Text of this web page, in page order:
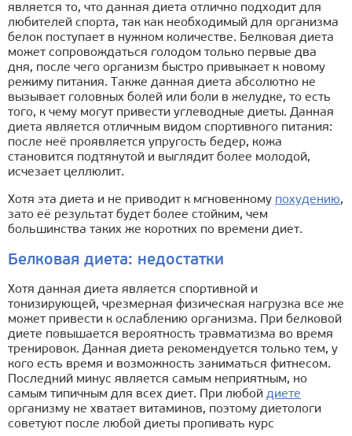
является то, что данная диета отлично подходит для
любителей спорта, так как необходимый для организма
белок поступает в нужном количестве. Белковая диета
может сопровождаться голодом только первые два
дня, после чего организм быстро привыкает к новому
режиму питания. Также данная диета абсолютно не
вызывает головных болей или боли в желудке, то есть
того, к чему могут привести углеводные диеты. Данная
диета является отличным видом спортивного питания:
после неё проявляется упругость бедер, кожа
становится подтянутой и выглядит более молодой,
исчезает целлюлит.
Хотя эта диета и не приводит к мгновенному похудению,
зато её результат будет более стойким, чем
большинства таких же коротких по времени диет.
Белковая диета: недостатки
Хотя данная диета является спортивной и
тонизирующей, чрезмерная физическая нагрузка все же
может привести к ослаблению организма. При белковой
диете повышается вероятность травматизма во время
тренировок. Данная диета рекомендуется только тем, у
кого есть время и возможность заниматься фитнесом.
Последний минус является самым неприятным, но
самым типичным для всех диет. При любой диете
организму не хватает витаминов, поэтому диетологи
советуют после любой диеты пропивать курс